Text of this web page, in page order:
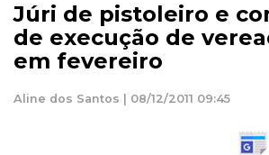
Júri de pistoleiro e
de execução de
em fevereiro
Aline dos Santos | 08/12/2011 09:45